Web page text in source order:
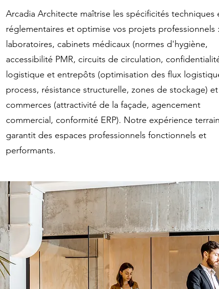
Arcadia Architecte maîtrise les spécificités techniques
réglementaires et optimise vos projets professionnels
laboratoires, cabinets médicaux (normes d'hygiène,
accessibilité PMR, circuits de circulation,
logistique et entrepôts (optimisation des flux
process, résistance structurelle, zones de stockage)
commerces (attractivité de la façade, agencement
commercial, conformité ERP). Notre expérience
garantit des espaces professionnels fonctionnels et
performants.